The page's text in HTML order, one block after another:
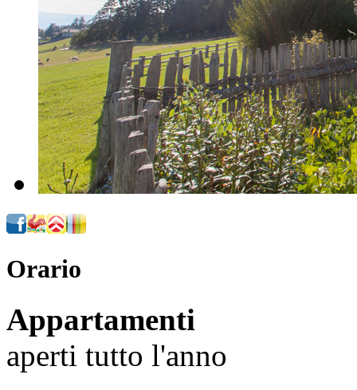
Orario
Appartamenti
aperti tutto l'anno